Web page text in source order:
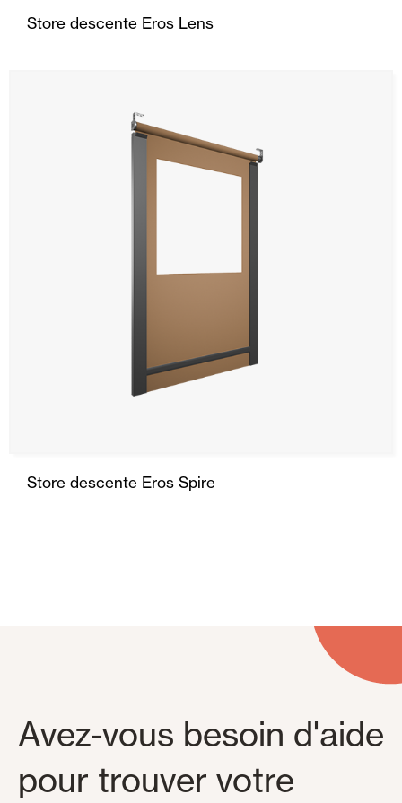
Store descente Eros Lens
Store descente Eros Spire
Avez-vous besoin d'aide
pour trouver votre